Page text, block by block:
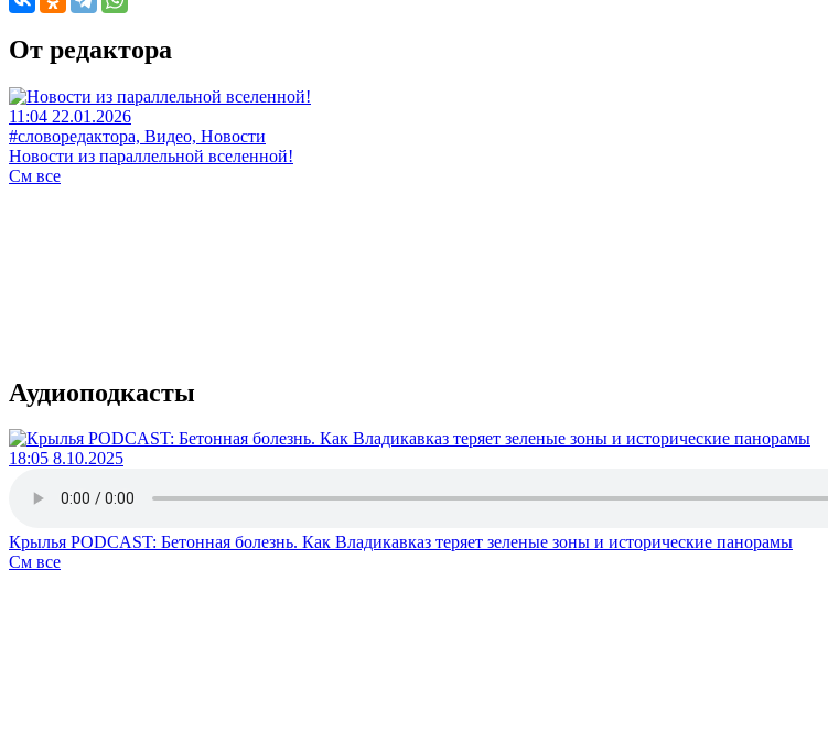
От редактора
11:04 22.01.2026
#словоредактора, Видео, Новости
Новости из параллельной вселенной!
См все
Аудиоподкасты
18:05 8.10.2025
Крылья PODCAST: Бетонная болезнь. Как Владикавказ теряет зеленые зоны и исторические панорамы
См все